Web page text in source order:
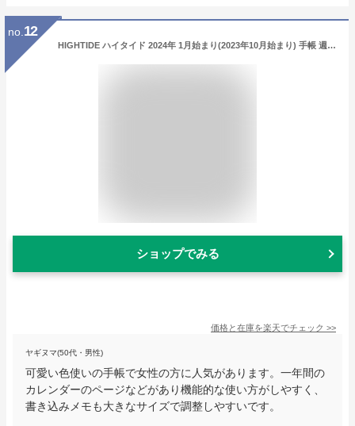
no. 12
HIGHTIDE ハイタイド 2024年 1月始まり(2023年10月始まり) 手帳 週間セパレート式(ホリゾンタル) A6 サンマリノ 2024 リフィル 大人かわいい おしゃれ 可愛い キャラクター シール 手帳カバー スケジュール帳 手帳のタイムキーパー スケジュール
ショップでみる
価格と在庫を楽天でチェック >>
ヤギヌマ(50代・男性)
可愛い色使いの手帳で女性の方に人気があります。一年間の
カレンダーのページなどがあり機能的な使い方がしやすく、
書き込みメモも大きなサイズで調整しやすいです。